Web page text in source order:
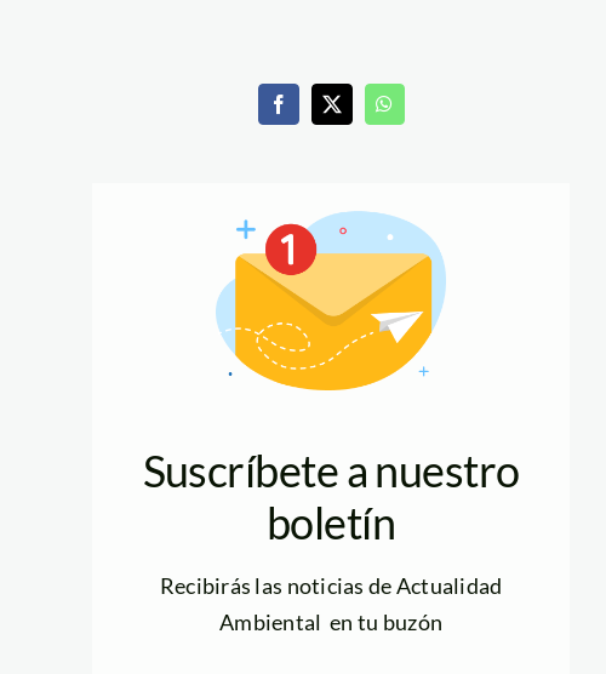
Suscríbete a nuestro
boletín
Recibirás las noticias de Actualidad
Ambiental en tu buzón